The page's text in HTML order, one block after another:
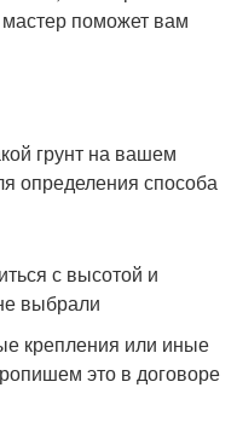
поможет вам
грунт на вашем
определения способа
с высотой и
выбрали
крепления или иные
это в договоре